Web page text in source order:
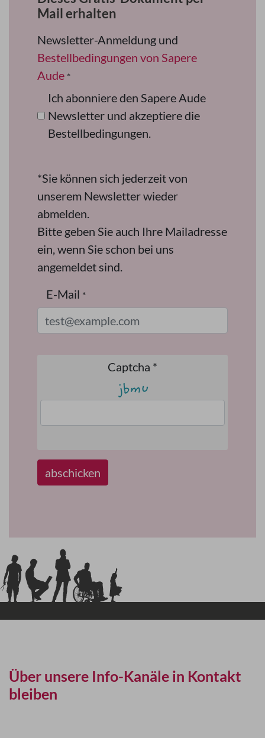
Mail erhalten
Newsletter-Anmeldung und
Bestellbedingungen von Sapere
Aude *
Ich abonniere den Sapere Aude
Newsletter und akzeptiere die
Bestellbedingungen.
*Sie können sich jederzeit von
unserem Newsletter wieder
abmelden.
Bitte geben Sie auch Ihre Mailadresse
ein, wenn Sie schon bei uns
angemeldet sind.
E-Mail *
Captcha *
abschicken
Über unsere Info-Kanäle in Kontakt
bleiben